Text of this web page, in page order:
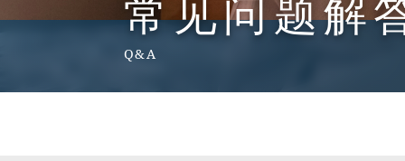
常见问题解
Q&A